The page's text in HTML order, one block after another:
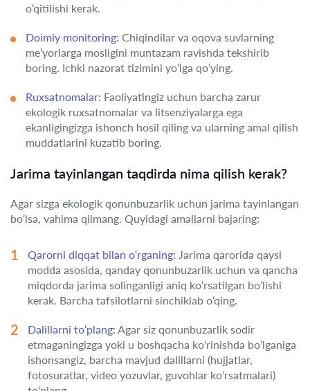
o‘qitilishi kerak.
Doimiy monitoring: Chiqindilar va oqova suvlarning
me’yorlarga mosligini muntazam ravishda tekshirib
boring. Ichki nazorat tizimini yo‘lga qo‘ying.
Ruxsatnomalar: Faoliyatingiz uchun barcha zarur
ekologik ruxsatnomalar va litsenziyalarga ega
ekanligingizga ishonch hosil qiling va ularning amal qilish
muddatlarini kuzatib boring.
Jarima tayinlangan taqdirda nima qilish kerak?
Agar sizga ekologik qonunbuzarlik uchun jarima tayinlangan
bo‘lsa, vahima qilmang. Quyidagi amallarni bajaring:
Qarorni diqqat bilan o‘rganing: Jarima qarorida qaysi
modda asosida, qanday qonunbuzarlik uchun va qancha
miqdorda jarima solinganligi aniq ko‘rsatilgan bo‘lishi
kerak. Barcha tafsilotlarni sinchiklab o‘qing.
Dalillarni to‘plang: Agar siz qonunbuzarlik sodir
etmaganingizga yoki u boshqacha ko‘rinishda bo‘lganiga
ishonsangiz, barcha mavjud dalillarni (hujjatlar,
fotosuratlar, video yozuvlar, guvohlar ko‘rsatmalari)